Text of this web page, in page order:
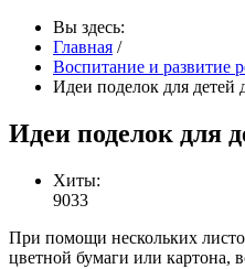
Вы здесь:
Главная /
Воспитание и развитие
Идеи поделок для детей
Идеи поделок для
Хиты:
9033
При помощи нескольких
цветной бумаги или картона,